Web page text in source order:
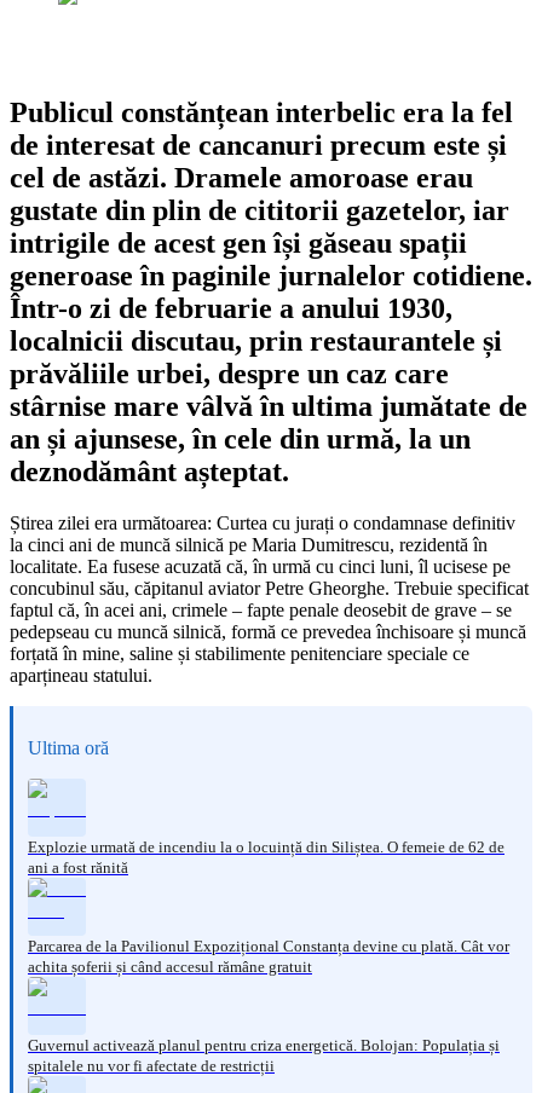
Publicul constănțean interbelic era la fel
de interesat de cancanuri precum este și
cel de astăzi. Dramele amoroase erau
gustate din plin de cititorii gazetelor, iar
intrigile de acest gen își găseau spații
generoase în paginile jurnalelor cotidiene.
Într-o zi de februarie a anului 1930,
localnicii discutau, prin restaurantele și
prăvăliile urbei, despre un caz care
stârnise mare vâlvă în ultima jumătate de
an și ajunsese, în cele din urmă, la un
deznodământ așteptat.
Știrea zilei era următoarea: Curtea cu jurați o condamnase definitiv
la cinci ani de muncă silnică pe Maria Dumitrescu, rezidentă în
localitate. Ea fusese acuzată că, în urmă cu cinci luni, îl ucisese pe
concubinul său, căpitanul aviator Petre Gheorghe. Trebuie specificat
faptul că, în acei ani, crimele – fapte penale deosebit de grave – se
pedepseau cu muncă silnică, formă ce prevedea închisoare și muncă
forțată în mine, saline și stabilimente penitenciare speciale ce
aparțineau statului.
Ultima oră
Explozie urmată de incendiu la o locuință din Siliștea. O femeie de 62 de
ani a fost rănită
Parcarea de la Pavilionul Expozițional Constanța devine cu plată. Cât vor
achita șoferii și când accesul rămâne gratuit
Guvernul activează planul pentru criza energetică. Bolojan: Populația și
spitalele nu vor fi afectate de restricții